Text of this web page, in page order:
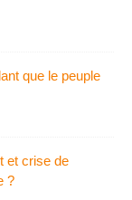
que le peuple
et crise de
?